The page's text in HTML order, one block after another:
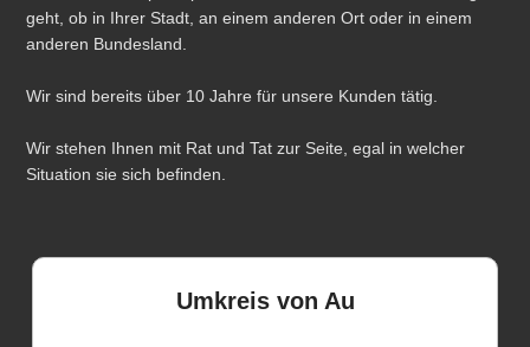
geht, ob in Ihrer Stadt, an einem anderen Ort oder in einem
anderen Bundesland.
Wir sind bereits über 10 Jahre für unsere Kunden tätig.
Wir stehen Ihnen mit Rat und Tat zur Seite, egal in welcher
Situation sie sich befinden.
Umkreis von Au